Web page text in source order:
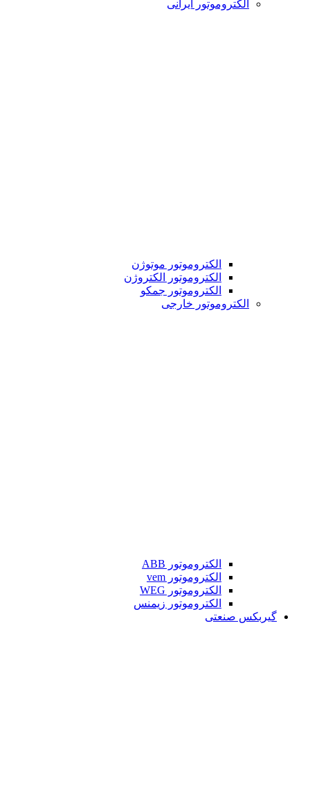
الکتروموتور ایرانی
الکتروموتور موتوژن
الکتروموتور الکتروژن
الکتروموتور جمکو
الکتروموتور خارجی
الکتروموتور ABB
الکتروموتور vem
الکتروموتور WEG
الکتروموتور زیمنس
گیربکس صنعتی